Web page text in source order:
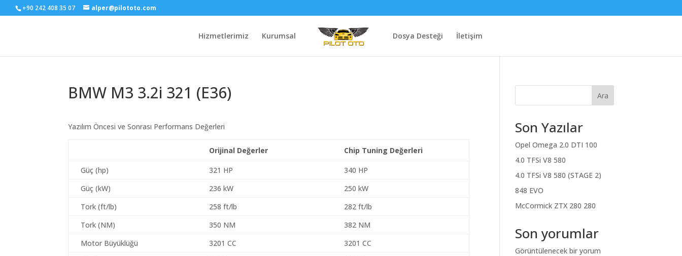
+90 242 408 35 07 alper@pilototo.com
Hizmetlerimiz Kurumsal Dosya Desteği İletişim
BMW M3 3.2i 321 (E36)
Yazılım Öncesi ve Sonrası Performans Değerleri
Orijinal Değerler Chip Tuning Değerleri
Güç (hp) 321 HP
340 HP
Güç (kW)
236 kW
250 kW
Tork (ft/lb)
258 ft/lb
282 ft/lb
Tork (NM)
350 NM
382 NM
Motor Büyüklüğü
3201 CC
3201 CC
Ara
Son Yazılar
Opel Omega 2.0 DTI 100
4.0 TFSi V8 580
4.0 TFSi V8 580 (STAGE 2)
848 EVO
McCormick ZTX 280 280
Son yorumlar
Görüntülenecek bir yorum